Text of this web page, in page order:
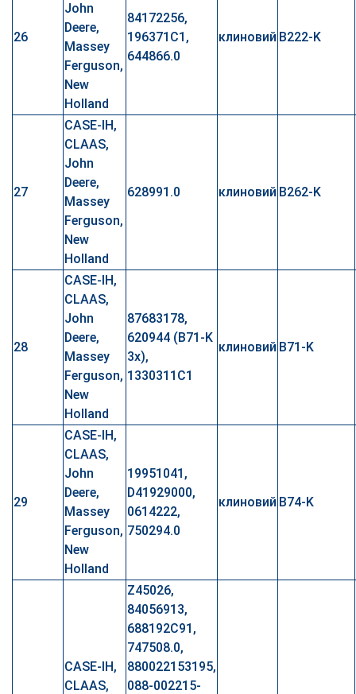
26
John
Deere,
Massey
Ferguson,
New
Holland
84172256,
196371C1,
644866.0
клиновий B222-K
27
CASE-IH,
CLAAS,
John
Deere,
Massey
Ferguson,
New
Holland
628991.0 клиновий B262-K
28
CASE-IH,
CLAAS,
John
Deere,
Massey
Ferguson,
New
Holland
87683178,
620944 (B71-K
3x),
1330311C1
клиновий B71-K
29
CASE-IH,
CLAAS,
John
Deere,
Massey
Ferguson,
New
Holland
19951041,
D41929000,
0614222,
750294.0
клиновий B74-K
CASE-IH,
CLAAS,
Z45026,
84056913,
688192C91,
747508.0,
880022153195,
088-002215-